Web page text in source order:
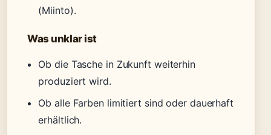
(Miinto).
Was unklar ist
Ob die Tasche in Zukunft weiterhin
produziert wird.
Ob alle Farben limitiert sind oder dauerhaft
erhältlich.